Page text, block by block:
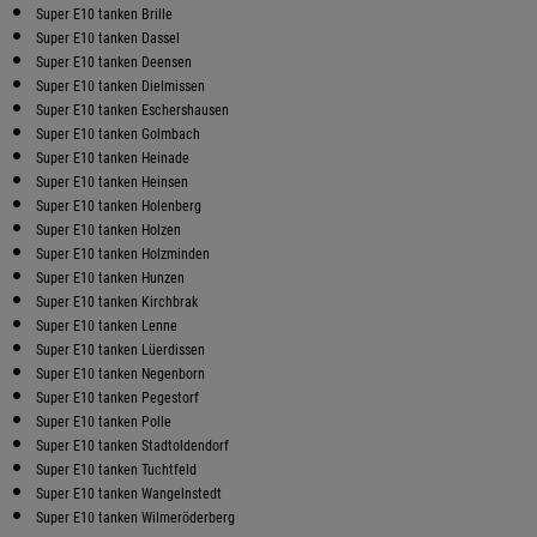
Super E10 tanken Brille
Super E10 tanken Dassel
Super E10 tanken Deensen
Super E10 tanken Dielmissen
Super E10 tanken Eschershausen
Super E10 tanken Golmbach
Super E10 tanken Heinade
Super E10 tanken Heinsen
Super E10 tanken Holenberg
Super E10 tanken Holzen
Super E10 tanken Holzminden
Super E10 tanken Hunzen
Super E10 tanken Kirchbrak
Super E10 tanken Lenne
Super E10 tanken Lüerdissen
Super E10 tanken Negenborn
Super E10 tanken Pegestorf
Super E10 tanken Polle
Super E10 tanken Stadtoldendorf
Super E10 tanken Tuchtfeld
Super E10 tanken Wangelnstedt
Super E10 tanken Wilmeröderberg